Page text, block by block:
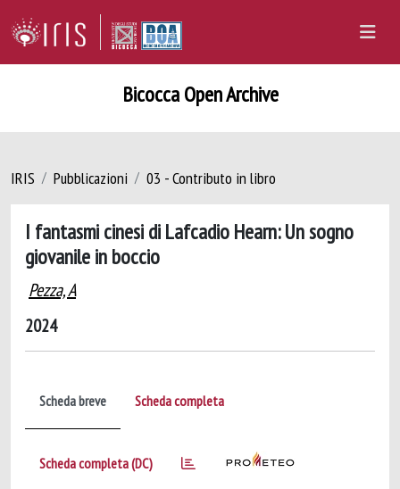
Bicocca Open Archive
IRIS Pubblicazioni 03 - Contributo in libro
I fantasmi cinesi di Lafcadio Hearn: Un sogno
giovanile in boccio
Pezza, A
2024
Scheda breve Scheda completa
Scheda completa (DC)